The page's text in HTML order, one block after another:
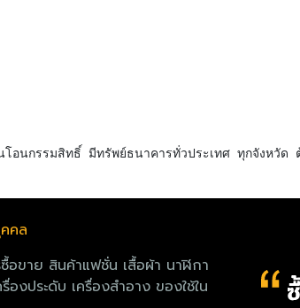
คล
อขาย สินค้าแฟชั่น เสื้อผ้า นาฬิกา
งประดับ เครื่องสำอาง ของใช้ใน